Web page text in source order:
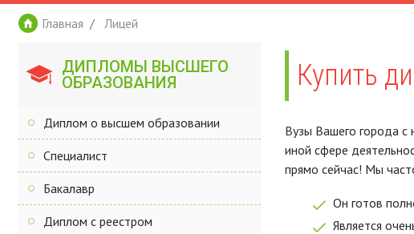
Главная Лицей
ДИПЛОМЫ ВЫСШЕГО
ОБРАЗОВАНИЯ
Диплом о высшем образовании
Специалист
Бакалавр
Диплом с реестром
Купить
Вузы Вашего города с
иной сфере
прямо сейчас! Мы
Он готов
Является